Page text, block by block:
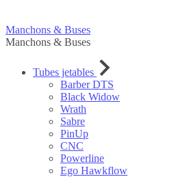
Manchons & Buses
Manchons & Buses
Tubes jetables
Barber DTS
Black Widow
Wrath
Sabre
PinUp
CNC
Powerline
Ego Hawkflow